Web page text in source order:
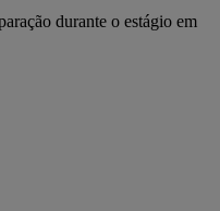
durante o estágio em